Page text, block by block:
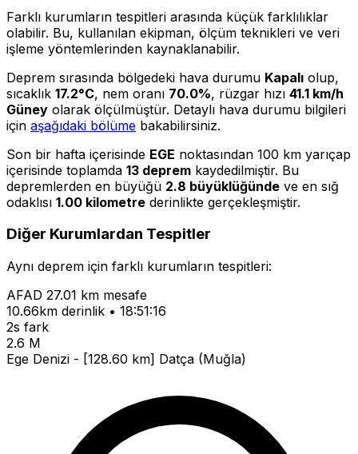
Farklı kurumların tespitleri arasında küçük farklılıklar
olabilir. Bu, kullanılan ekipman, ölçüm teknikleri ve veri
işleme yöntemlerinden kaynaklanabilir.
Deprem sırasında bölgedeki hava durumu Kapalı olup,
sıcaklık 17.2°C, nem oranı 70.0%, rüzgar hızı 41.1 km/h
Güney olarak ölçülmüştür. Detaylı hava durumu bilgileri
için aşağıdaki bölüme bakabilirsiniz.
Son bir hafta içerisinde EGE noktasından 100 km yarıçap
içerisinde toplamda 13 deprem kaydedilmiştir. Bu
depremlerden en büyüğü 2.8 büyüklüğünde ve en sığ
odaklısı 1.00 kilometre derinlikte gerçekleşmiştir.
Diğer Kurumlardan Tespitler
Aynı deprem için farklı kurumların tespitleri:
AFAD 27.01 km mesafe
10.66km derinlik • 18:51:16
2s fark
2.6 M
Ege Denizi - [128.60 km] Datça (Muğla)